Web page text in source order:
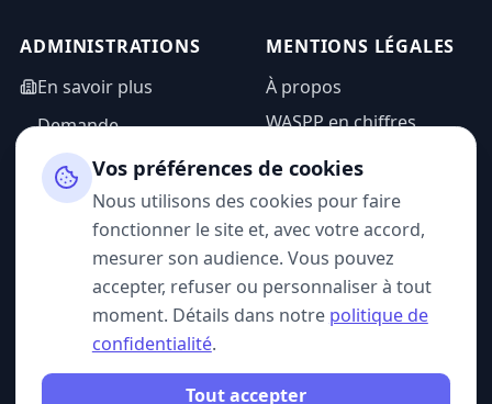
ADMINISTRATIONS
En savoir plus
Demande
d'information
Espace admin
MENTIONS LÉGALES
À propos
WASPP en chiffres
Mentions légales
Politique de
confidentialité
CGU
SUIVEZ-NOUS
Vos préférences de cookies
Nous utilisons des cookies pour faire
fonctionner le site et, avec votre accord,
mesurer son audience. Vous pouvez
accepter, refuser ou personnaliser à tout
moment. Détails dans notre politique de
confidentialité.
Tout accepter